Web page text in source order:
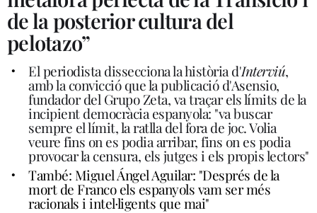
de la posterior cultura del
pelotazo”
El periodista dissecciona la història d'Interviú,
amb la convicció que la publicació d'Asensio,
fundador del Grupo Zeta, va traçar els límits de la
incipient democràcia espanyola: "va buscar
sempre el límit, la ratlla del fora de joc. Volia
veure fins on es podia arribar, fins on es podia
provocar la censura, els jutges i els propis lectors"
També: Miguel Ángel Aguilar: "Després de la
mort de Franco els espanyols vam ser més
racionals i intel·ligents que mai"